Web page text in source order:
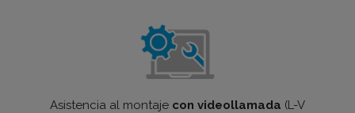
Asistencia al montaje con videollamada (L-V